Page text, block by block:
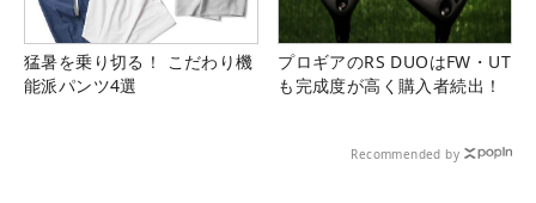
猛暑を乗り切る！ こだわり機
能派パンツ4選
プロギアのRS DUOはFW・UT
も完成度が高く購入者続出！
Recommended by